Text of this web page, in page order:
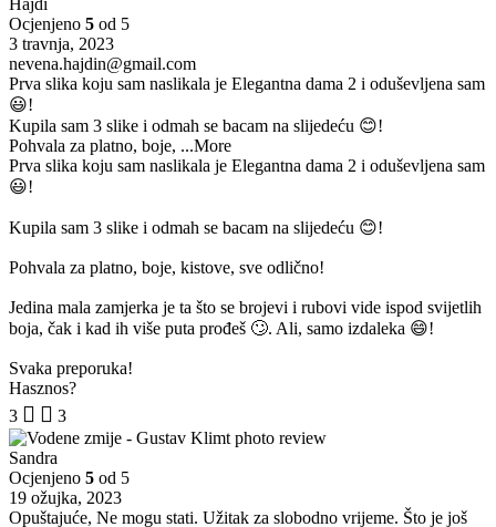
Ocjenjeno 5 od 5
3 travnja, 2023
nevena.hajdin@gmail.com
Prva slika koju sam naslikala je Elegantna dama 2 i oduševljena sam
😃!
Kupila sam 3 slike i odmah se bacam na slijedeću 😊!
Pohvala za platno, boje, ...More
Prva slika koju sam naslikala je Elegantna dama 2 i oduševljena sam
😃!
Kupila sam 3 slike i odmah se bacam na slijedeću 😊!
Pohvala za platno, boje, kistove, sve odlično!
Jedina mala zamjerka je ta što se brojevi i rubovi vide ispod svijetlih
boja, čak i kad ih više puta prođeš 🙄. Ali, samo izdaleka 😄!
Svaka preporuka!
Hasznos?
3
3
Sandra
Ocjenjeno 5 od 5
19 ožujka, 2023
Opuštajuće, Ne mogu stati. Užitak za slobodno vrijeme. Što je još